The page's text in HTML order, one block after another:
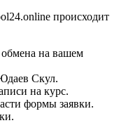
происходит
на вашем
Скул.
на курс.
формы заявки.